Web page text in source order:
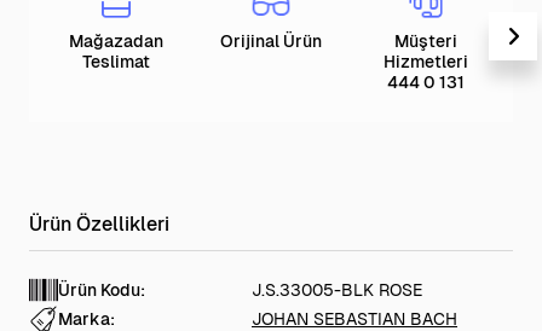
Mağazadan
Teslimat
Orijinal Ürün
Müşteri
Hizmetleri
444 0 131
Ürün Kodu:
J.S.33005-BLK ROSE
Marka:
JOHAN SEBASTIAN BACH